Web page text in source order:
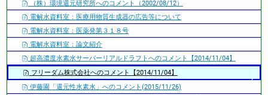
（株）環境還元研究所へのコメント（2002/08/12）
電解水資料室：医療用物質生成器の広告等について
電解水資料室：医薬発第３１８号
電解水資料室：論文紹介
超高濃度水素水サーバーリアルドラフトへのコメント【2014/11/04】
フリーダム株式会社へのコメント【2014/11/04】
伊藤園「還元性水素水」へのコメント(2015/11/26)